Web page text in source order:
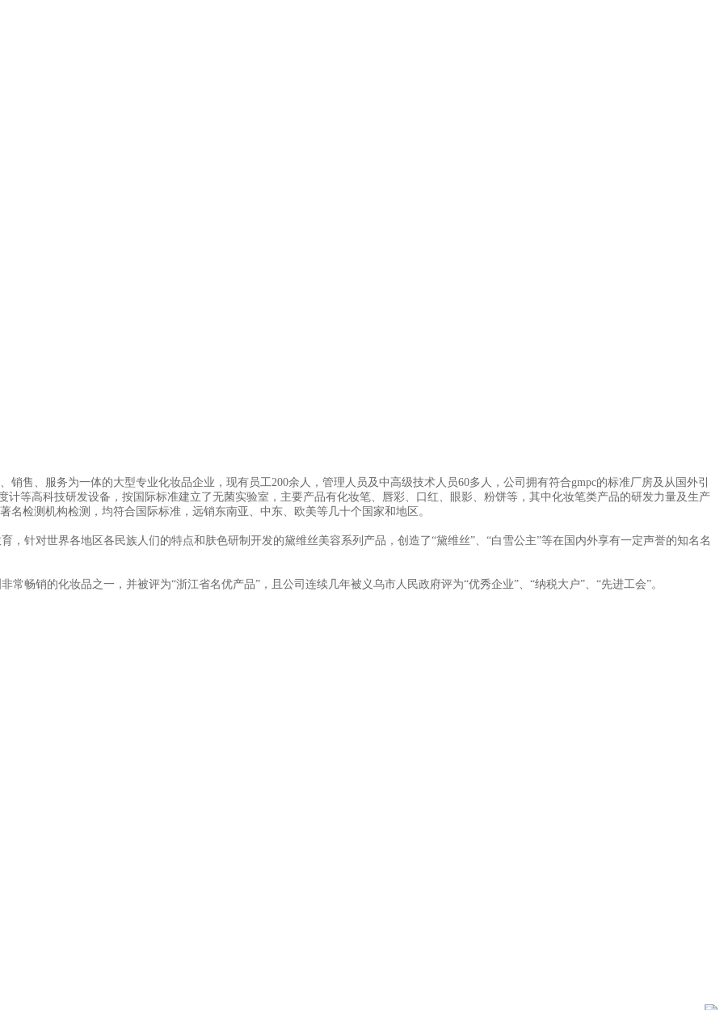
售、服务为一体的大型专业化妆品企业，现有员工200余人，管理人员及中高级技术人员60多人，公司拥有符合gmpc的标准厂房及从国外引
等高科技研发设备，按国际标准建立了无菌实验室，主要产品有化妆笔、唇彩、口红、眼影、粉饼等，其中化妆笔类产品的研发力量及生产
检测机构检测，均符合国际标准，远销东南亚、中东、欧美等几十个国家和地区。
针对世界各地区各民族人们的特点和肤色研制开发的黛维丝美容系列产品，创造了“黛维丝”、“白雪公主”等在国内外享有一定声誉的知名名
畅销的化妆品之一，并被评为“浙江省名优产品”，且公司连续几年被义乌市人民政府评为“优秀企业”、“纳税大户”、“先进工会”。